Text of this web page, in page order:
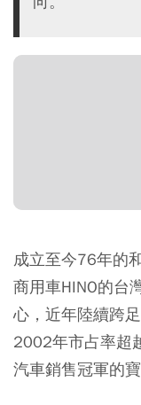
成立至今76年的
商用車HINO的台
心，近年陸續跨
2002年市占率超
汽車銷售冠軍的寶